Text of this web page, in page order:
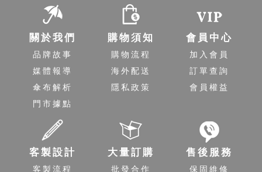
關於我們
品牌故事
媒體報導
傘布解析
門市據點
購物須知
購物流程
海外配送
隱私政策
會員中心
加入會員
訂單查詢
會員權益
客製設計
客製流程
大量訂購
批發合作
售後服務
保固維修